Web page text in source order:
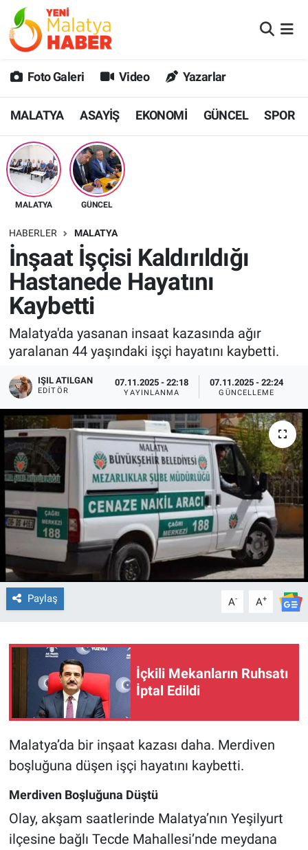
Foto Galeri Video Yazarlar
MALATYA ASAYİŞ EKONOMİ GÜNCEL SPOR
MALATYA GÜNCEL
HABERLER MALATYA
İnşaat İşçisi Kaldırıldığı
Hastanede Hayatını
Kaybetti
Malatya'da yasanan insaat kazasında ağır
yaralanan 44 yaşındaki işçi hayatını kaybetti.
IŞIL ATILGAN
EDITÖR
07.11.2025 - 22:18
YAYINLANMA
07.11.2025 - 22:24
GÜNCELLEME
Paylaş A- A+
İçkili Mekanların Ruhsatı
İptal Edildi
Malatya’da bir inşaat kazası daha. Merdiven
boşluğuna düşen işçi hayatını kaybetti.
Merdiven Boşluğuna Düştü
Olay, akşam saatlerinde Malatya’nın Yeşilyurt
ilçesine bağlı Tecde Mahallesi’nde meydana
MALATYA
GÜNCEL
SPOR
SAĞLIK
DİĞER
EKONOMİ
Malatya Nöbetçi Eczaneler
MALATYA Namaz Vakitleri
Malatya Trafik Yoğunluk Haritası
Süper Lig Puan Durumu ve Fikstür
Tüm Manşetler
Son Dakika Haberleri
Haber Arşivi